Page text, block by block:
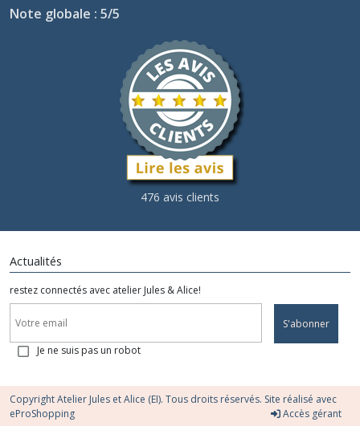
Note globale : 5/5
476 avis clients
Actualités
restez connectés avec atelier Jules & Alice!
S'abonner
Je ne suis pas un robot
Copyright Atelier Jules et Alice (EI). Tous droits réservés. Site réalisé avec
eProShopping
Accès gérant